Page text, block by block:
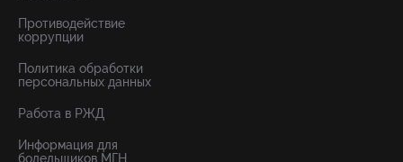
Противодействие
коррупции
Политика обработки
персональных данных
Работа в РЖД
Информация для
болельщиков МГН